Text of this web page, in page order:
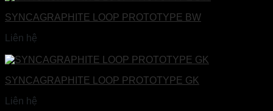
SYNCAGRAPHITE LOOP PROTOTYPE BW
Liên hệ
SYNCAGRAPHITE LOOP PROTOTYPE GK
Liên hệ